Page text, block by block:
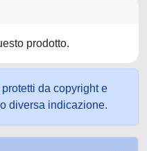
prodotto.
da copyright e
diversa indicazione.